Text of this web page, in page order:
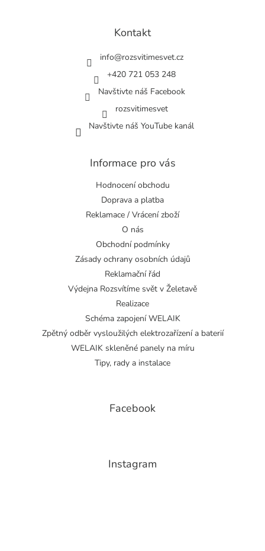
Kontakt
info@rozsvitimesvet.cz
+420 721 053 248
Navštivte náš Facebook
rozsvitimesvet
Navštivte náš YouTube kanál
Informace pro vás
Hodnocení obchodu
Doprava a platba
Reklamace / Vrácení zboží
O nás
Obchodní podmínky
Zásady ochrany osobních údajů
Reklamační řád
Výdejna Rozsvítíme svět v Želetavě
Realizace
Schéma zapojení WELAIK
Zpětný odběr vysloužilých elektrozařízení a baterií
WELAIK skleněné panely na míru
Tipy, rady a instalace
Facebook
Instagram